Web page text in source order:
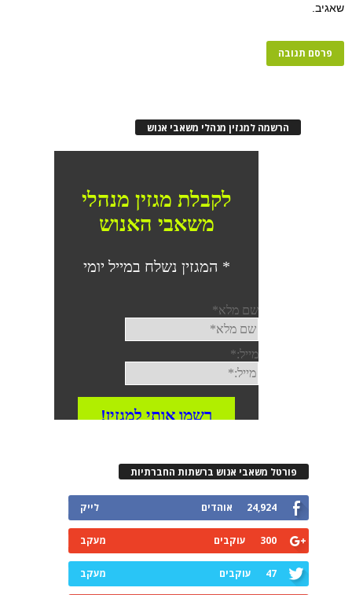
שאגיב.
הרשמה למגזין מנהלי משאבי אנוש
פורטל משאבי אנוש ברשתות החברתיות
24,924 אוהדים לייק
300 עוקבים מעקב
47 עוקבים מעקב